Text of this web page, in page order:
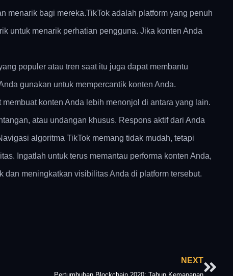
menarik bagi mereka.TikTok adalah platform yang penuh
untuk menarik perhatian pengguna. Jika konten Anda
populer atau tren saat itu juga dapat membantu
gunakan untuk mempercantik konten Anda.
konten Anda lebih menonjol di antara yang lain.
atau undangan khusus. Respons aktif dari Anda
algoritma TikTok memang tidak mudah, tetapi
Ingatlah untuk terus memantau performa konten Anda,
meningkatkan visibilitas Anda di platform tersebut.
NEXT